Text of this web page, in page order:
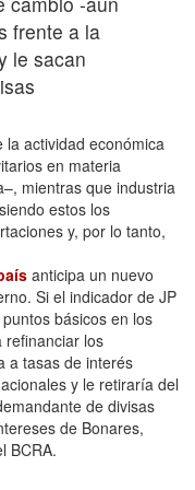
frente a la
le sacan
la actividad económica
en materia
mientras que industria
estos los
y, por lo tanto,
anticipa un nuevo
Si el indicador de JP
básicos en los
refinanciar los
a tasas de interés
y le retiraría del
de divisas
de Bonares,
BCRA.